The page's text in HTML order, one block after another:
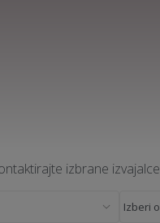
izbrane izvajalce